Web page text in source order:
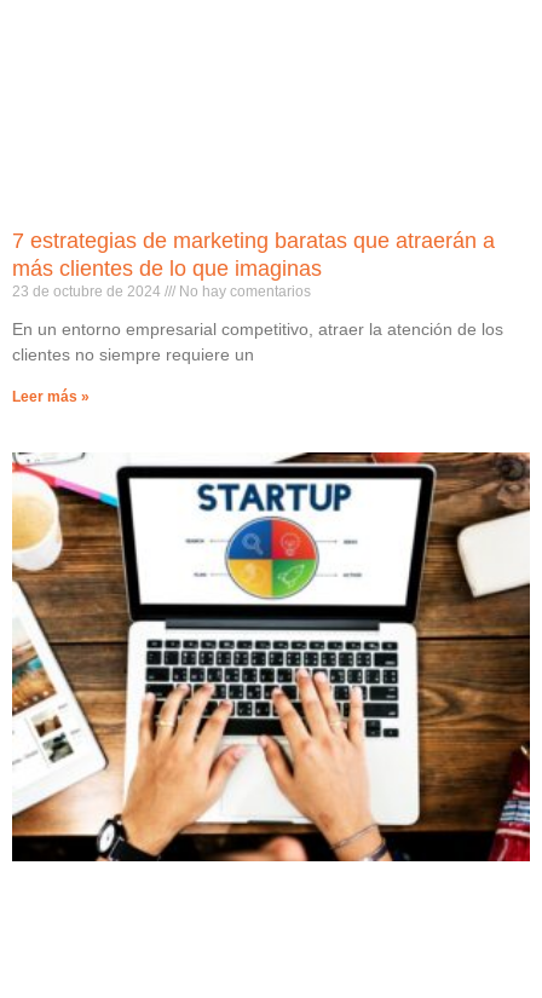
7 estrategias de marketing baratas que atraerán a
más clientes de lo que imaginas
23 de octubre de 2024 No hay comentarios
En un entorno empresarial competitivo, atraer la atención de los
clientes no siempre requiere un
Leer más »